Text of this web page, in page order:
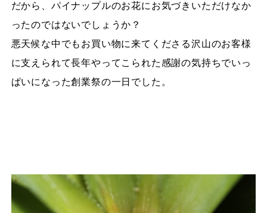
だから、パイナップルのお花にお気づきいただけなか
ったのではないでしょうか？
悪天候な中でもお買い物に来てくださる沢山のお客様
に支えられて長年やってこられた感謝の気持ちでいっ
ぱいになった創業祭の一日でした。